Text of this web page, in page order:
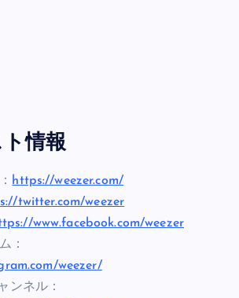
情報
https://weezer.com/
twitter.com/weezer
www.facebook.com/weezer
：
weezer/
ンネル：